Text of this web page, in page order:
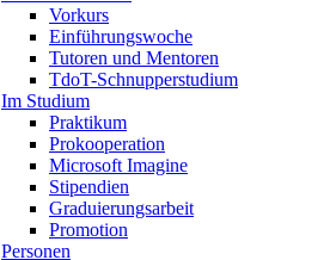
Vorkurs
Einführungswoche
Tutoren und Mentoren
TdoT-Schnupperstudium
Im Studium
Praktikum
Prokooperation
Microsoft Imagine
Stipendien
Graduierungsarbeit
Promotion
Personen